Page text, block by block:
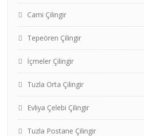
Cami Çilingir
Tepeören Çilingir
İçmeler Çilingir
Tuzla Orta Çilingir
Evliya Çelebi Çilingir
Tuzla Postane Çilingir